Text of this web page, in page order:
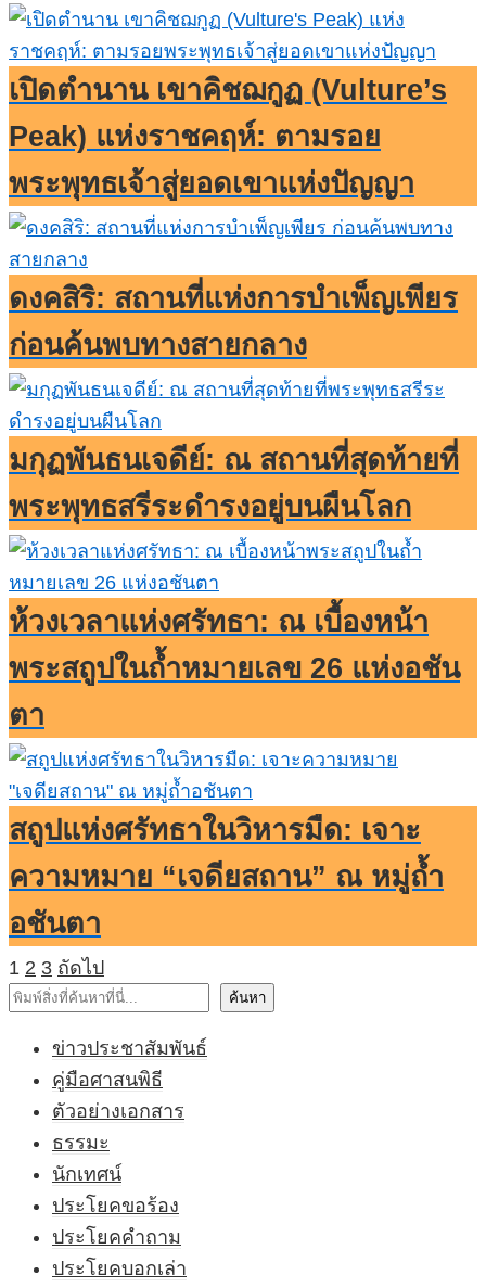
เปิดตำนาน เขาคิชฌกูฏ (Vulture’s
Peak) แห่งราชคฤห์: ตามรอย
พระพุทธเจ้าสู่ยอดเขาแห่งปัญญา
ดงคสิริ: สถานที่แห่งการบำเพ็ญเพียร
ก่อนค้นพบทางสายกลาง
มกุฏพันธนเจดีย์: ณ สถานที่สุดท้ายที่
พระพุทธสรีระดำรงอยู่บนผืนโลก
ห้วงเวลาแห่งศรัทธา: ณ เบื้องหน้า
พระสถูปในถ้ำหมายเลข 26 แห่งอชัน
ตา
สถูปแห่งศรัทธาในวิหารมืด: เจาะ
ความหมาย “เจดียสถาน” ณ หมู่ถ้ำ
อชันตา
Posts
pagination
1 2 3 ถัดไป
ค้นหา
ค้นหา
ข่าวประชาสัมพันธ์
คู่มือศาสนพิธี
ตัวอย่างเอกสาร
ธรรมะ
นักเทศน์
ประโยคขอร้อง
ประโยคคำถาม
ประโยคบอกเล่า